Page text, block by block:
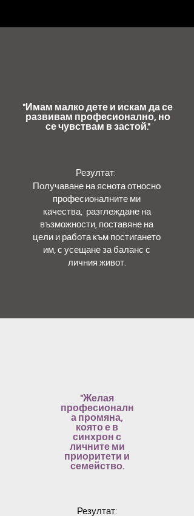
​"Имам малко дете и искам да се
развивам професионално, но
се чувствам в застой."
Резултат:
Получаване на яснота относно
професионалните ми
качества, разглеждане на
възможности, поставяне на
цели и работа към постигането
им, с усещане за баланс с
личния живот.
"Желая
професионалн
а промяна,
която е в
синхрон с
личните ми
приоритети и
семейство.
Резултат: